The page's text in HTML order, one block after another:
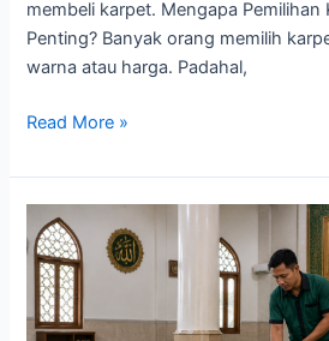
membeli karpet. Mengapa Pemilihan
Penting? Banyak orang memilih
warna atau harga. Padahal,
Read More »
Cara
Perawatan
Karpet
Masjid
Rutin